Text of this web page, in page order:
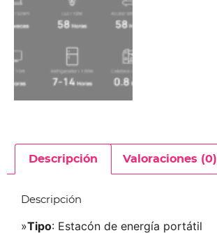
Descripción Valoraciones (0)
Descripción
»Tipo: Estacón de energía portátil